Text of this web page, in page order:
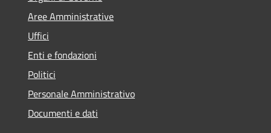
Aree Amministrative
Uffici
Enti e fondazioni
Politici
Personale Amministrativo
Documenti e dati